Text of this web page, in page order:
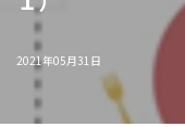
2021年05月31日